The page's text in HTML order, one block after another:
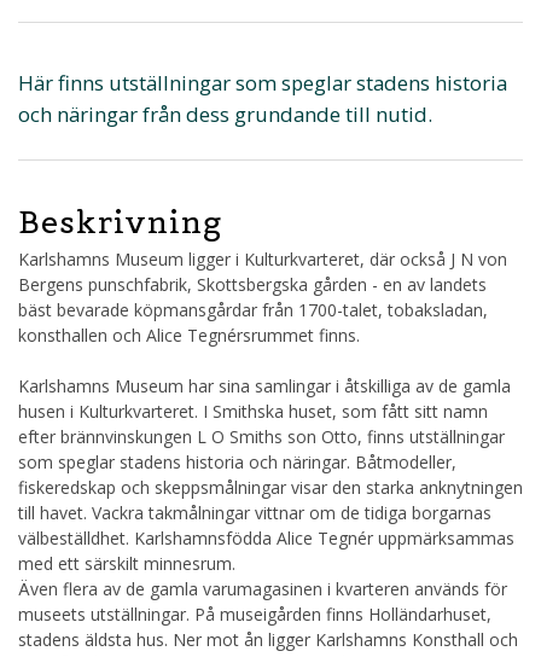
Här finns utställningar som speglar stadens historia
och näringar från dess grundande till nutid.
Beskrivning
Karlshamns Museum ligger i Kulturkvarteret, där också J N von
Bergens punschfabrik, Skottsbergska gården - en av landets
bäst bevarade köpmansgårdar från 1700-talet, tobaksladan,
konsthallen och Alice Tegnérsrummet finns.
Karlshamns Museum har sina samlingar i åtskilliga av de gamla
husen i Kulturkvarteret. I Smithska huset, som fått sitt namn
efter brännvinskungen L O Smiths son Otto, finns utställningar
som speglar stadens historia och näringar. Båtmodeller,
fiskeredskap och skeppsmålningar visar den starka anknytningen
till havet. Vackra takmålningar vittnar om de tidiga borgarnas
välbeställdhet. Karlshamnsfödda Alice Tegnér uppmärksammas
med ett särskilt minnesrum.
Även flera av de gamla varumagasinen i kvarteren används för
museets utställningar. På museigården finns Holländarhuset,
stadens äldsta hus. Ner mot ån ligger Karlshamns Konsthall och